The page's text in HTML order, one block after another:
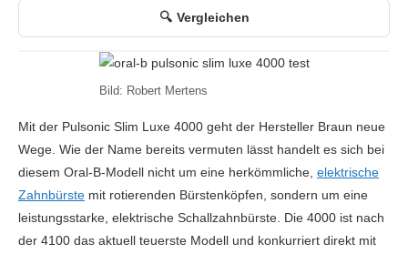
Vergleichen
Bild: Robert Mertens
Mit der Pulsonic Slim Luxe 4000 geht der Hersteller Braun neue
Wege. Wie der Name bereits vermuten lässt handelt es sich bei
diesem Oral-B-Modell nicht um eine herkömmliche, elektrische
Zahnbürste mit rotierenden Bürstenköpfen, sondern um eine
leistungsstarke, elektrische Schallzahnbürste. Die 4000 ist nach
der 4100 das aktuell teuerste Modell und konkurriert direkt mit